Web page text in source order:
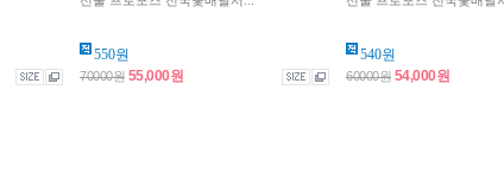
550원
70000원 55,000원
540원
60000원 54,000원